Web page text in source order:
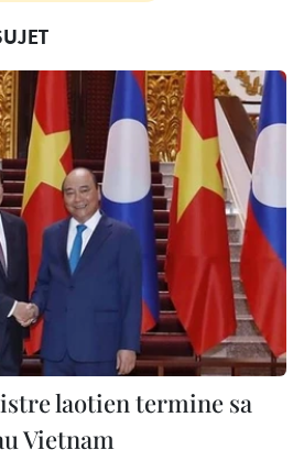
laotien termine sa
Vietnam